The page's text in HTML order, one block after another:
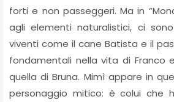
forti e non passeggeri. Ma in
agli elementi naturalistici, ci
viventi come il cane Batista e il
fondamentali nella vita di Franco
quella di Bruna. Mimì appare in
personaggio mitico: è colui che